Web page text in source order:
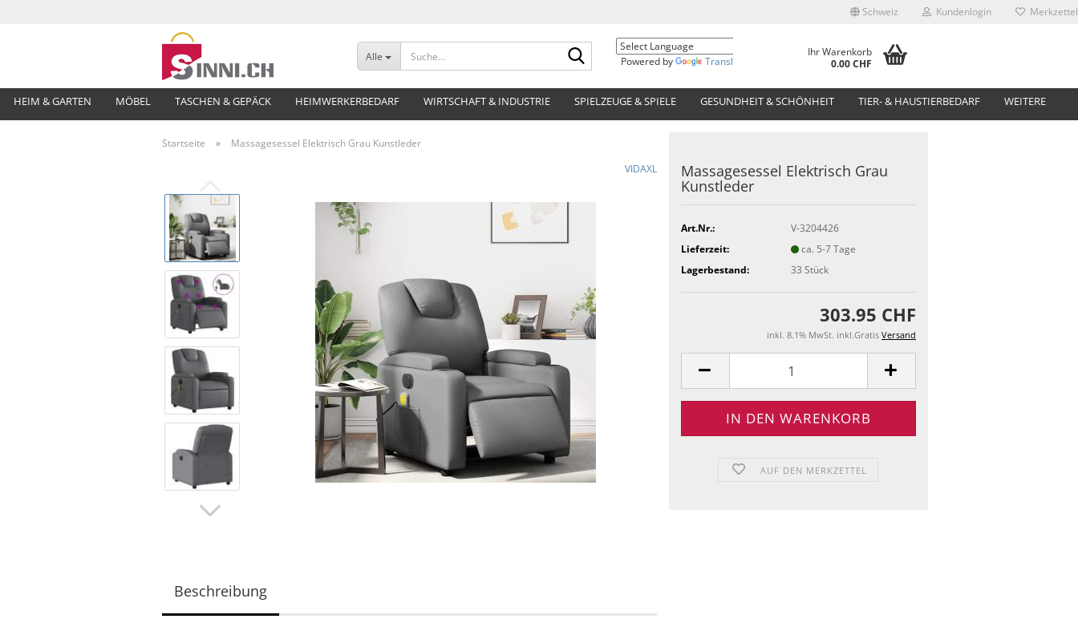
Schweiz Kundenlogin Merkzettel
Alle
Suche...
Powered by
Translate
Ihr Warenkorb
0.00 CHF
HEIM & GARTEN MÖBEL TASCHEN & GEPÄCK HEIMWERKERBEDARF WIRTSCHAFT & INDUSTRIE SPIELZEUGE & SPIELE GESUNDHEIT & SCHÖNHEIT TIER- & HAUSTIERBEDARF WEITERE
Startseite »
Massagesessel Elektrisch Grau Kunstleder
VIDAXL
Massagesessel Elektrisch Grau
Kunstleder
Art.Nr.:
V-3204426
Lieferzeit:
ca. 5-7 Tage
Lagerbestand:
33 Stück
303.95 CHF
inkl. 8.1% MwSt. inkl.Gratis Versand
AUF DEN MERKZETTEL
Beschreibung